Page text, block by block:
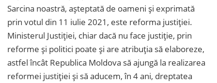
Sarcina noastră, așteptată de oameni și exprimată
prin votul din 11 iulie 2021, este reforma justiției.
Ministerul Justiției, chiar dacă nu face justiție, prin
reforme și politici poate și are atribuția să elaboreze,
astfel încât Republica Moldova să ajungă la realizarea
reformei justiției și să aducem, în 4 ani, dreptatea